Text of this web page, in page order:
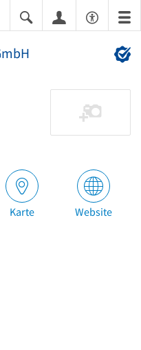
Karte Website